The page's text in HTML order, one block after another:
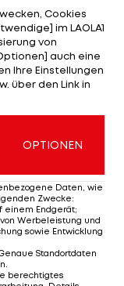
habe es
der
positiven Fälle.
bestehe
Cookies
im LAOLA1
von
auch eine
Ihre Einstellungen
über den Link in
OPTIONEN
Daten, wie
Zwecke:
einem Endgerät;
Werbeleistung und
sowie Entwicklung
Standortdaten
berechtigtes